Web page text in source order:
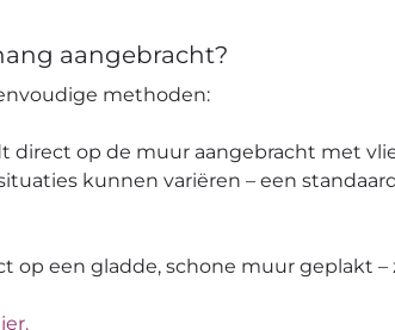
aangebracht?
methoden:
direct op de muur aangebracht met
kunnen variëren – een
op een gladde, schone muur geplakt –